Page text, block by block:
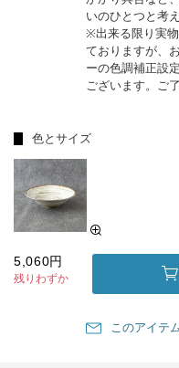
いのひとつと考
※出来る限り実
ておりますが、
ーの色調補正設
ございます。ご
色とサイズ
5,060円
残りわずか
このアイテ